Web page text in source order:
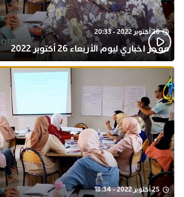
26 أكتوبر 2022 - 20:33
موجز اخباري ليوم الأربعاء 26 أكتوبر 2022
25 أكتوبر 2022 - 18:34